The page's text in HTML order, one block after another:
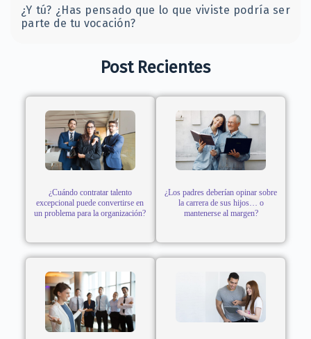
¿Y tú? ¿Has pensado que lo que viviste podría ser
parte de tu vocación?
Post Recientes
¿Cuándo contratar talento
excepcional puede convertirse en
un problema para la organización?
¿Los padres deberían opinar sobre
la carrera de sus hijos… o
mantenerse al margen?